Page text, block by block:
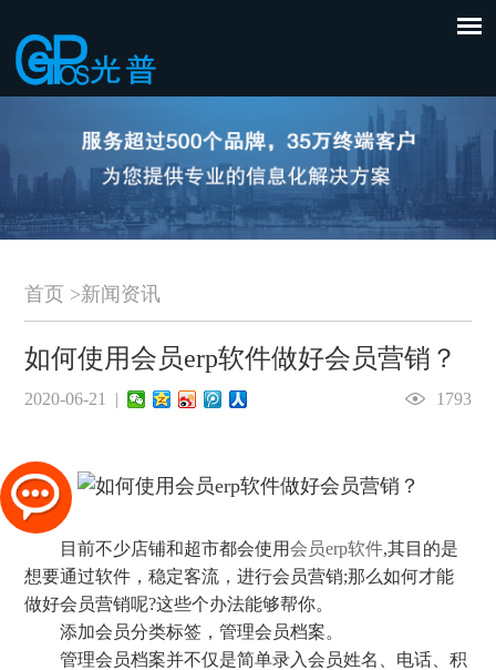
首页 >新闻资讯
如何使用会员erp软件做好会员营销？
2020-06-21 | 1793
目前不少店铺和超市都会使用会员erp软件,其目的是
想要通过软件，稳定客流，进行会员营销;那么如何才能
做好会员营销呢?这些个办法能够帮你。
添加会员分类标签，管理会员档案。
管理会员档案并不仅是简单录入会员姓名、电话、积